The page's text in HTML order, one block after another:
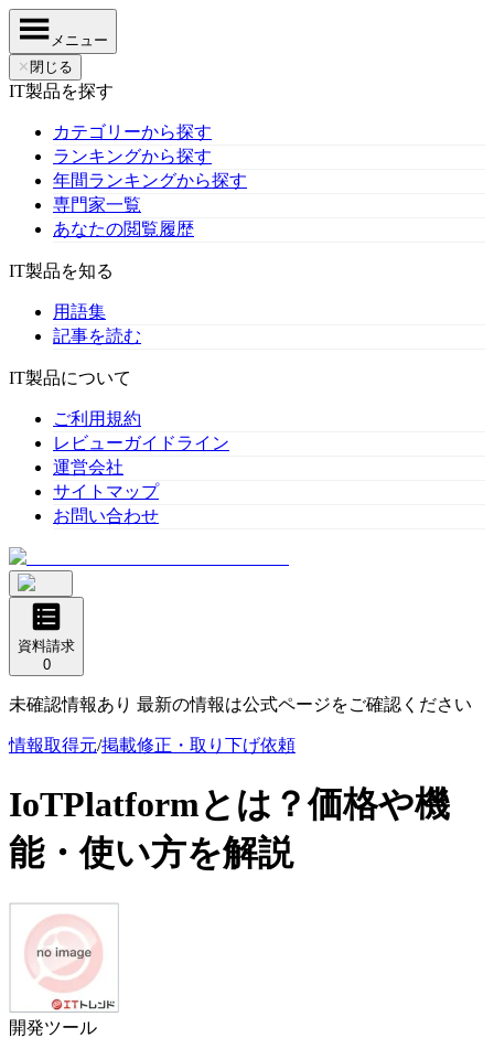
メニュー
✕ 閉じる
IT製品を探す
カテゴリーから探す
ランキングから探す
年間ランキングから探す
専門家一覧
あなたの閲覧履歴
IT製品を知る
用語集
記事を読む
IT製品について
ご利用規約
レビューガイドライン
運営会社
サイトマップ
お問い合わせ
資料請求
0
未確認情報あり 最新の情報は公式ページをご確認ください
情報取得元/掲載修正・取り下げ依頼
IoTPlatformとは？価格や機
能・使い方を解説
開発ツール